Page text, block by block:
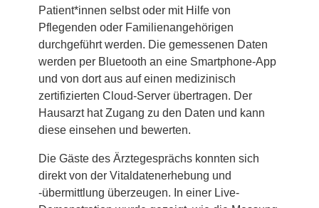
Patient*innen selbst oder mit Hilfe von
Pflegenden oder Familienangehörigen
durchgeführt werden. Die gemessenen Daten
werden per Bluetooth an eine Smartphone-App
und von dort aus auf einen medizinisch
zertifizierten Cloud-Server übertragen. Der
Hausarzt hat Zugang zu den Daten und kann
diese einsehen und bewerten.
Die Gäste des Ärztegesprächs konnten sich
direkt von der Vitaldatenerhebung und
-übermittlung überzeugen. In einer Live-